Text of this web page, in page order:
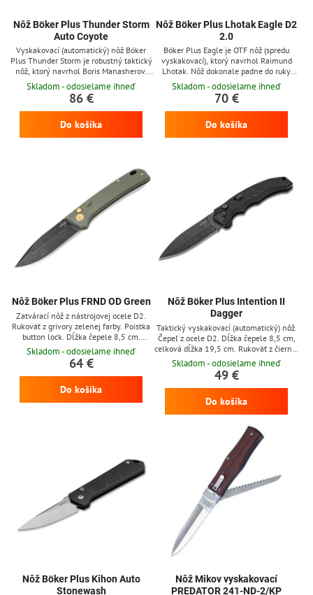
Nôž Böker Plus Thunder Storm
Auto Coyote
Vyskakovací (automatický) nôž Böker
Plus Thunder Storm je robustný taktický
nôž, ktorý navrhol Boris Manasherov.
Čepeľ dĺžky 7,2 cm z ocele AUS-8 s
povrchovou úpravou light stonewash má
dutý výbrus. Hliníkova rukoväť farby
coyote s výraznými drážkami na
odľahčenie noža. Otváranie noža
Skladom - odosielame ihneď
86 €
Do košíka
Nôž Böker Plus Lhotak Eagle D2
2.0
Böker Plus Eagle je OTF nôž (spredu
vyskakovací), ktorý navrhol Raimund
Lhotak. Nôž dokonale padne do ruky
vďaka ergonomickej hliníkovej rukoväti
potiahnutej titánom. Spoľahlivý
mechanizmus otvára a zatvára čepeľ
pomocou pružiny prostredníctvom
posuvného tlačidla, čo zaručuje rýchlu
Skladom - odosielame ihneď
70 €
Do košíka
Nôž Böker Plus FRND OD Green
Zatvárací nôž z nástrojovej ocele D2.
Rukoväť z grivory zelenej farby. Poistka
button lock. Dĺžka čepele 8,5 cm.
Súčasťou je nylónové puzdro.
Skladom - odosielame ihneď
64 €
Do košíka
Nôž Böker Plus Intention II
Dagger
Taktický vyskakovací (automatický) nôž.
Čepeľ z ocele D2. Dĺžka čepele 8,5 cm,
celková dĺžka 19,5 cm. Rukoväť z čiernej
G10. Otváranie noža pomocou tlačidla.
Vreckový klip, diera na prevlečenie
šnúry.
Skladom - odosielame ihneď
49 €
Do košíka
Nôž Böker Plus Kihon Auto
Stonewash
Nôž Mikov vyskakovací
PREDATOR 241-ND-2/KP